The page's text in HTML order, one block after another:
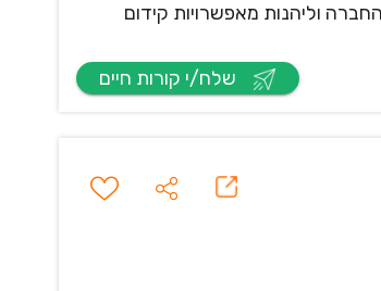
וליהנות מאפשרויות קידום